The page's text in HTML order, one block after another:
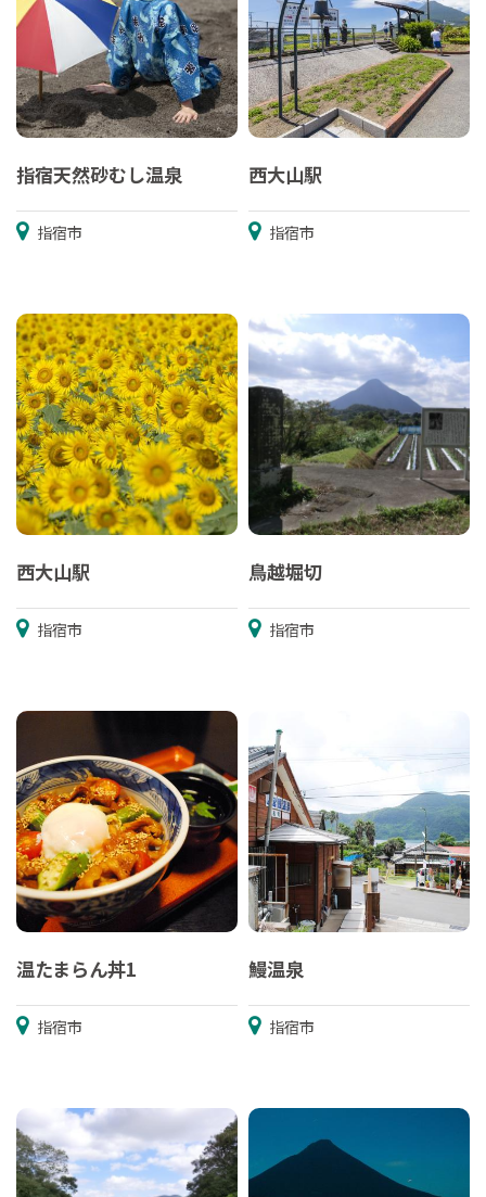
指宿天然砂むし温泉
指宿市
西大山駅
指宿市
西大山駅
指宿市
鳥越堀切
指宿市
温たまらん丼1
指宿市
鰻温泉
指宿市